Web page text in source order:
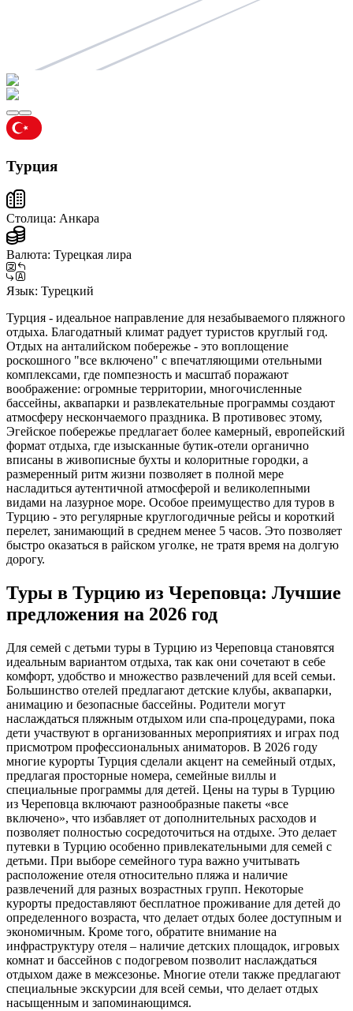
Турция
Столица: Анкара
Валюта: Турецкая лира
Язык: Турецкий
Турция - идеальное направление для незабываемого пляжного
отдыха. Благодатный климат радует туристов круглый год.
Отдых на анталийском побережье - это воплощение
роскошного "все включено" с впечатляющими отельными
комплексами, где помпезность и масштаб поражают
воображение: огромные территории, многочисленные
бассейны, аквапарки и развлекательные программы создают
атмосферу нескончаемого праздника. В противовес этому,
Эгейское побережье предлагает более камерный, европейский
формат отдыха, где изысканные бутик-отели органично
вписаны в живописные бухты и колоритные городки, а
размеренный ритм жизни позволяет в полной мере
насладиться аутентичной атмосферой и великолепными
видами на лазурное море. Особое преимущество для туров в
Турцию - это регулярные круглогодичные рейсы и короткий
перелет, занимающий в среднем менее 5 часов. Это позволяет
быстро оказаться в райском уголке, не тратя время на долгую
дорогу.
Туры в Турцию из Череповца: Лучшие
предложения на 2026 год
Для семей с детьми туры в Турцию из Череповца становятся
идеальным вариантом отдыха, так как они сочетают в себе
комфорт, удобство и множество развлечений для всей семьи.
Большинство отелей предлагают детские клубы, аквапарки,
анимацию и безопасные бассейны. Родители могут
наслаждаться пляжным отдыхом или спа-процедурами, пока
дети участвуют в организованных мероприятиях и играх под
присмотром профессиональных аниматоров. В 2026 году
многие курорты Турция сделали акцент на семейный отдых,
предлагая просторные номера, семейные виллы и
специальные программы для детей. Цены на туры в Турцию
из Череповца включают разнообразные пакеты «все
включено», что избавляет от дополнительных расходов и
позволяет полностью сосредоточиться на отдыхе. Это делает
путевки в Турцию особенно привлекательными для семей с
детьми. При выборе семейного тура важно учитывать
расположение отеля относительно пляжа и наличие
развлечений для разных возрастных групп. Некоторые
курорты предоставляют бесплатное проживание для детей до
определенного возраста, что делает отдых более доступным и
экономичным. Кроме того, обратите внимание на
инфраструктуру отеля – наличие детских площадок, игровых
комнат и бассейнов с подогревом позволит наслаждаться
отдыхом даже в межсезонье. Многие отели также предлагают
специальные экскурсии для всей семьи, что делает отдых
насыщенным и запоминающимся.